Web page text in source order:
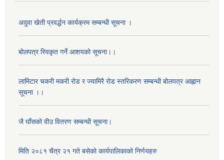
अदुवा खेती प्रवर्द्धन कार्यक्रम सम्बन्धी सूचना ।
बोलपत्र स्विकृत गर्ने आशयको सूचना।।
लामिटार चकरी मकरी रोड र ज्यामिरै रोड स्तरिकरण सम्बन्धी बोलपत्र आह्वान
सूचना ।।
जै घाँसको वीउ वितरण सम्बन्धी सूचना।
मिति २०८१ चैत्र २१ गते बसेको कार्यपालिकाको निर्णयहरु